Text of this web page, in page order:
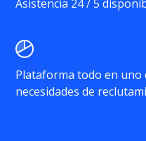
Asistencia 24 / 5
Plataforma todo en uno
necesidades de